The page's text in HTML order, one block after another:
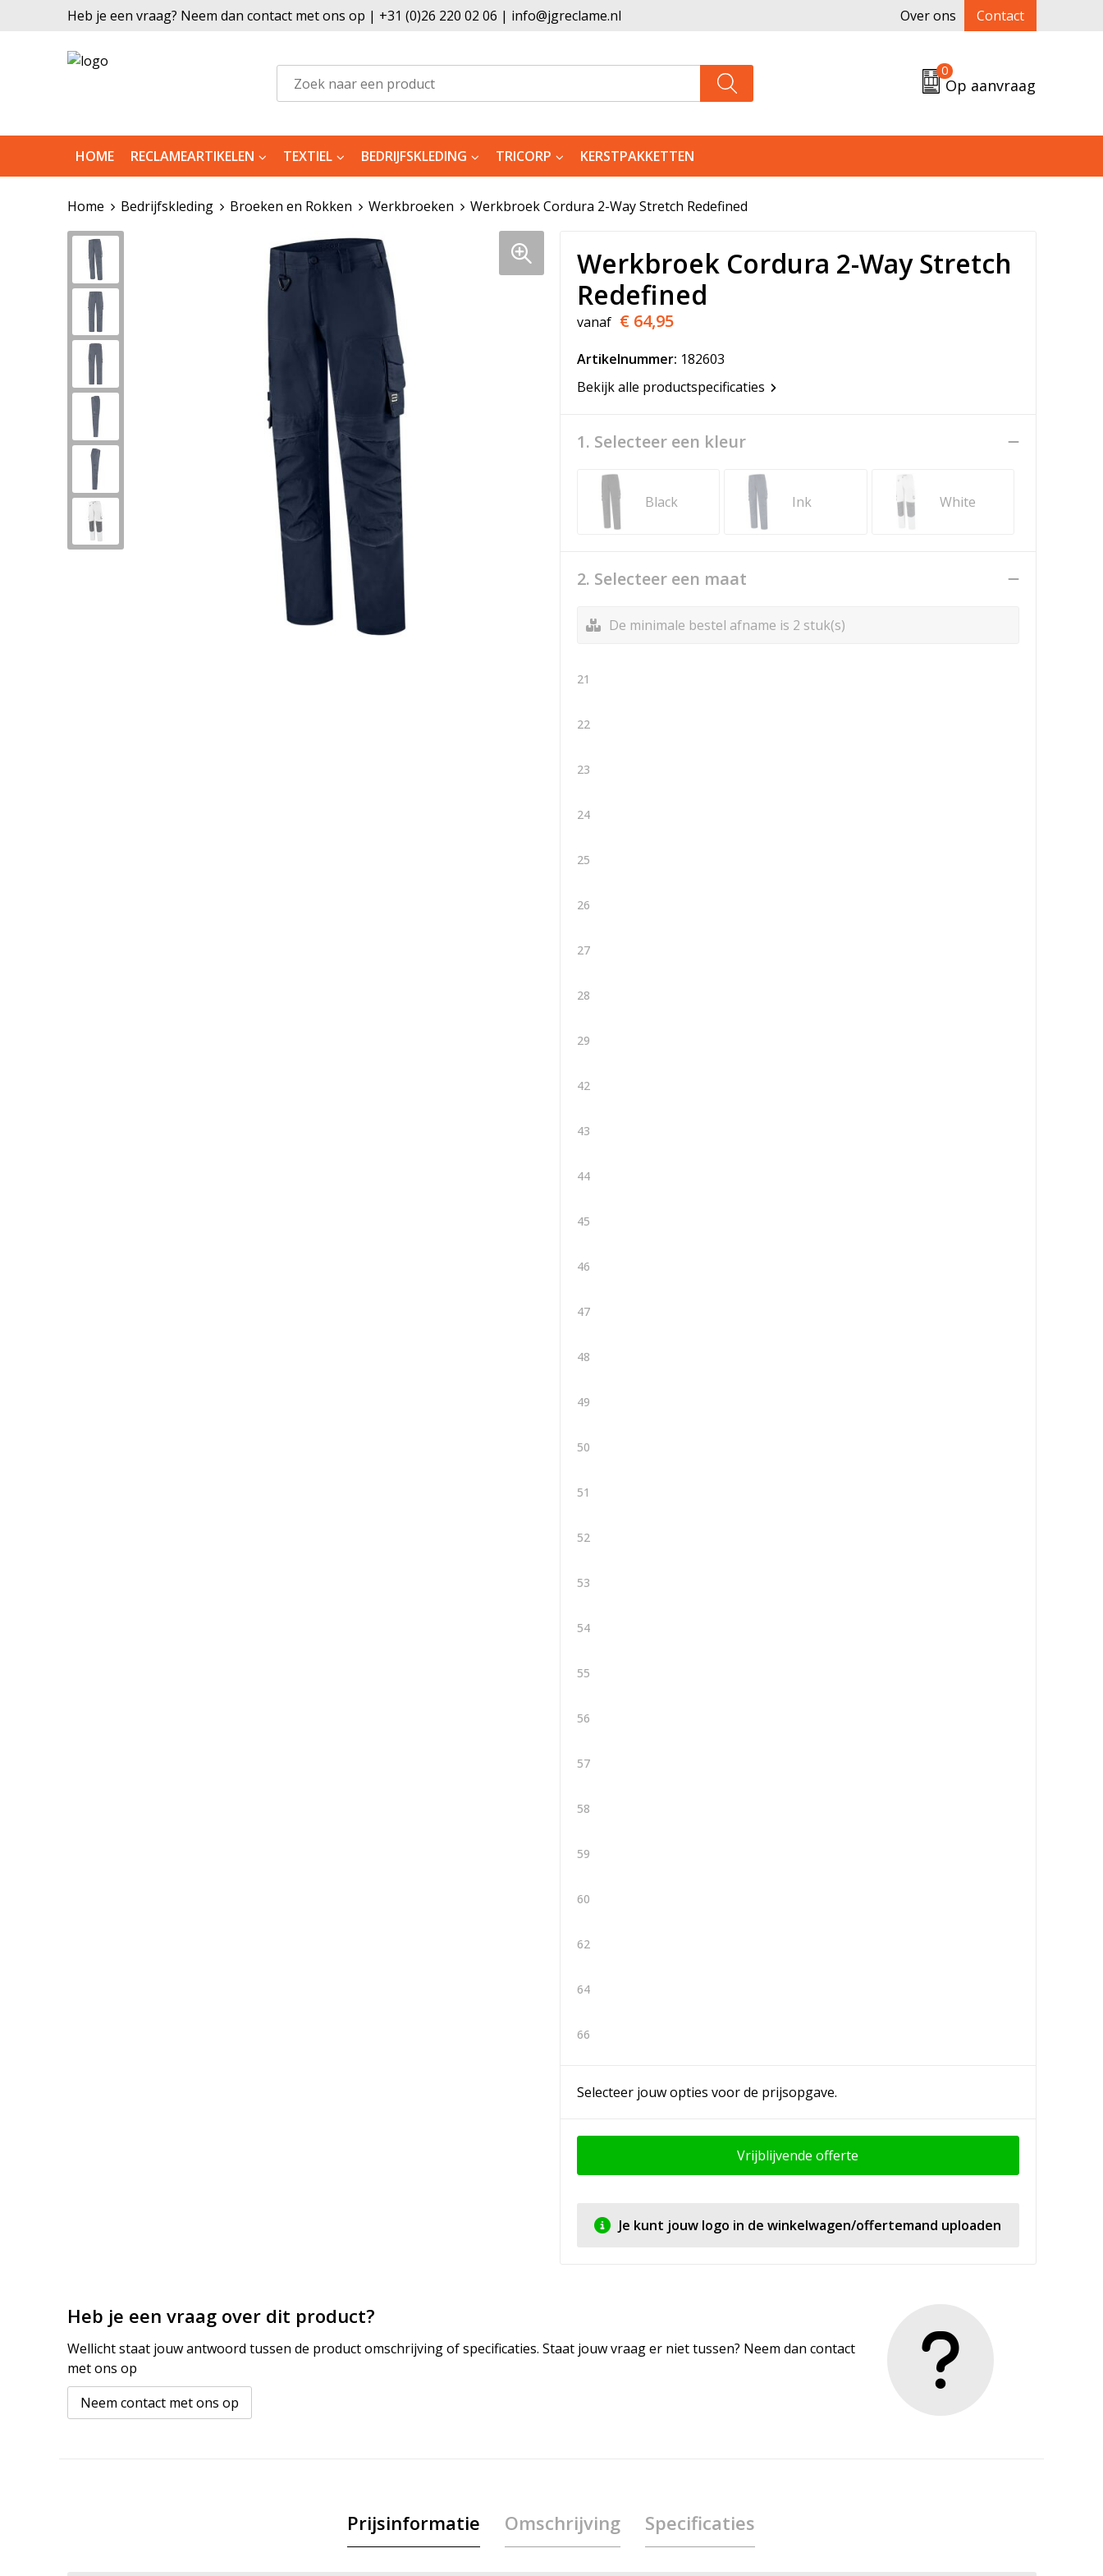
Heb je een vraag? Neem dan contact met ons op | +31 (0)26 220 02 06 | info@jgreclame.nl Over ons Contact
0
Op aanvraag
HOME RECLAMEARTIKELEN TEXTIEL BEDRIJFSKLEDING TRICORP KERSTPAKKETTEN
Home Bedrijfskleding Broeken en Rokken Werkbroeken Werkbroek Cordura 2-Way Stretch Redefined
Werkbroek Cordura 2-Way Stretch
Redefined
vanaf € 64,95
Artikelnummer: 182603
Bekijk alle productspecificaties
1. Selecteer een kleur
Black Ink White
2. Selecteer een maat
De minimale bestel afname is 2 stuk(s)
21
22
23
24
25
26
27
28
29
42
43
44
45
46
47
48
49
50
51
52
53
54
55
56
57
58
59
60
62
64
66
Selecteer jouw opties voor de prijsopgave.
Vrijblijvende offerte
Je kunt jouw logo in de winkelwagen/offertemand uploaden
Heb je een vraag over dit product?
Wellicht staat jouw antwoord tussen de product omschrijving of specificaties. Staat jouw vraag er niet tussen? Neem dan contact
met ons op
Neem contact met ons op
Prijsinformatie Omschrijving Specificaties